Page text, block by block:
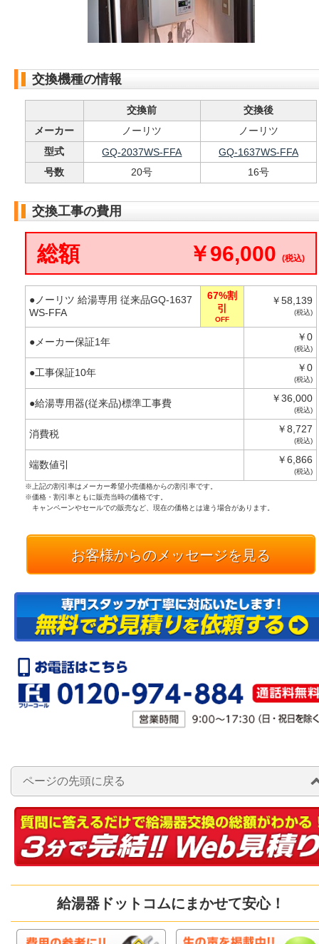
交換機種の情報
交換前
交換後
メーカー
ノーリツ
ノーリツ
型式
GQ-2037WS-FFA
GQ-1637WS-FFA
号数
20号 16号
交換工事の費用
総額 ￥96,000 (税込)
●ノーリツ 給湯専用 従来品GQ-1637
WS-FFA
67%割
引
OFF
￥58,139
(税込)
●メーカー保証1年 ￥0
(税込)
●工事保証10年 ￥0
(税込)
●給湯専用器(従来品)標準工事費 ￥36,000
(税込)
消費税 ￥8,727
(税込)
端数値引 ￥6,866
(税込)
※上記の割引率はメーカー希望小売価格からの割引率です。
※価格・割引率ともに販売当時の価格です。
キャンペーンやセールでの販売など、現在の価格とは違う場合があります。
お客様からのメッセージを見る
ページの先頭に戻る
給湯器ドットコムにまかせて安心！